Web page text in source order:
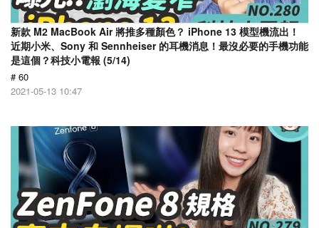
新款 M2 MacBook Air 將推多種顏色？ iPhone 13 模型機流出！
近期小米、Sony 和 Sennheiser 的耳機消息！最沒必要的手機功能
是這個？科技小電報 (5/14)
# 60
2021-05-13 10:47